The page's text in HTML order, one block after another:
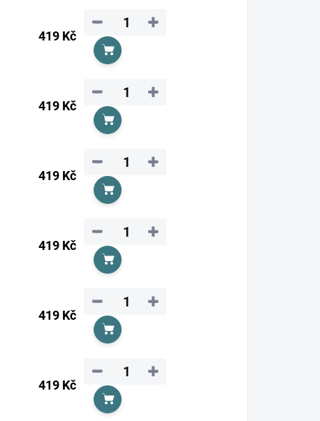
419 Kč
+
−
Do košíku
419 Kč
+
−
Do košíku
419 Kč
+
−
Do košíku
419 Kč
+
−
Do košíku
419 Kč
+
−
Do košíku
419 Kč
+
−
Do košíku